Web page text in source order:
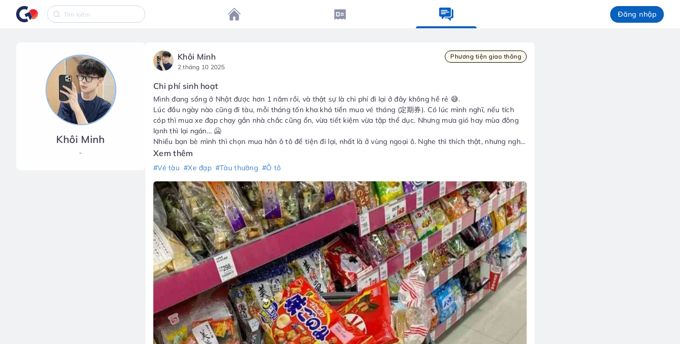
Đăng nhập
Khôi Minh
-
Khôi Minh
2 tháng 10 2025
Phương tiện giao thông
Chi phí sinh hoạt
Mình đang sống ở Nhật được hơn 1 năm rồi, và thật sự là chi phí đi lại ở đây không hề rẻ 😅.
Lúc đầu ngày nào cũng đi tàu, mỗi tháng tốn kha khá tiền mua vé tháng (定期券). Có lúc mình nghĩ, nếu tích
cóp thì mua xe đạp chạy gần nhà chắc cũng ổn, vừa tiết kiệm vừa tập thể dục. Nhưng mưa gió hay mùa đông
lạnh thì lại ngán… 🥶
Nhiều bạn bè mình thì chọn mua hẳn ô tô để tiện đi lại, nhất là ở vùng ngoại ô. Nghe thì thích thật, nhưng nghĩ
tới tiền xăng, bảo hiểm, bãi đậu xe… lại thấy cũng không nhẹ nhàng gì.
Mọi người ở Nhật đã chọn cách đi lại nào thấy vừa tiết kiệm vừa thoải mái nhất? Có tips gì để giảm chi phí đi
tàu không ạ? 🤨
Xem thêm
#Vé tàu #Xe đạp #Tàu thường #Ô tô